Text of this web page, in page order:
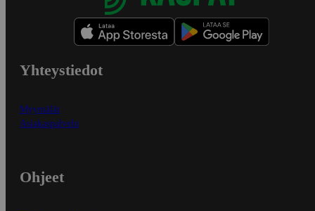
Yhteystiedot
Myymälät
Asiakaspalvelu
Ohjeet